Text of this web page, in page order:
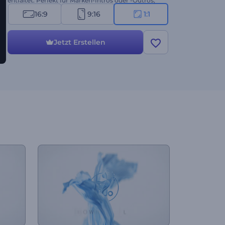
Modedesigner, Schneiderateliers, persönliche
Modedienste und viele andere Projekte mit Bezug
zum Thema. Probieren Sie es jetzt aus!
16:9 9:16 1:1
Jetzt Erstellen